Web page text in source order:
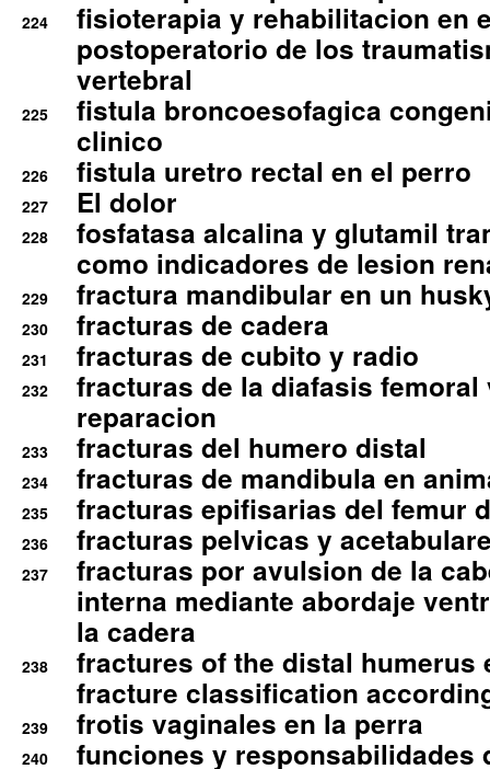
224
fisioterapia y rehabilitacion en
postoperatorio de los
vertebral
225
fistula broncoesofagica
clinico
226 fistula uretro rectal en el perro
227 El dolor
228
fosfatasa alcalina y glutamil
como indicadores de lesion
229 fractura mandibular en un
230 fracturas de cadera
231 fracturas de cubito y radio
232
fracturas de la diafasis
reparacion
233 fracturas del humero distal
234 fracturas de mandibula en
235 fracturas epifisarias del femur
236 fracturas pelvicas y
237
fracturas por avulsion de la
interna mediante abordaje
la cadera
238
fractures of the distal humerus
fracture classification
239 frotis vaginales en la perra
240
funciones y responsabilidades